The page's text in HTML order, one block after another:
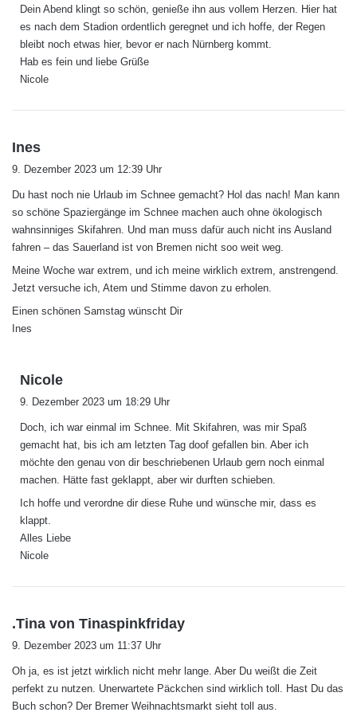
Dein Abend klingt so schön, genieße ihn aus vollem Herzen. Hier hat
es nach dem Stadion ordentlich geregnet und ich hoffe, der Regen
bleibt noch etwas hier, bevor er nach Nürnberg kommt.
Hab es fein und liebe Grüße
Nicole
Ines
t
:
9. Dezember 2023 um 12:39 Uhr
Du hast noch nie Urlaub im Schnee gemacht? Hol das nach! Man kann
so schöne Spaziergänge im Schnee machen auch ohne ökologisch
wahnsinniges Skifahren. Und man muss dafür auch nicht ins Ausland
fahren – das Sauerland ist von Bremen nicht soo weit weg.
Meine Woche war extrem, und ich meine wirklich extrem, anstrengend.
Jetzt versuche ich, Atem und Stimme davon zu erholen.
Einen schönen Samstag wünscht Dir
Ines
Nicole
t
:
9. Dezember 2023 um 18:29 Uhr
Doch, ich war einmal im Schnee. Mit Skifahren, was mir Spaß
gemacht hat, bis ich am letzten Tag doof gefallen bin. Aber ich
möchte den genau von dir beschriebenen Urlaub gern noch einmal
machen. Hätte fast geklappt, aber wir durften schieben.
Ich hoffe und verordne dir diese Ruhe und wünsche mir, dass es
klappt.
Alles Liebe
Nicole
.Tina von Tinaspinkfriday
t
:
9. Dezember 2023 um 11:37 Uhr
Oh ja, es ist jetzt wirklich nicht mehr lange. Aber Du weißt die Zeit
perfekt zu nutzen. Unerwartete Päckchen sind wirklich toll. Hast Du das
Buch schon? Der Bremer Weihnachtsmarkt sieht toll aus.